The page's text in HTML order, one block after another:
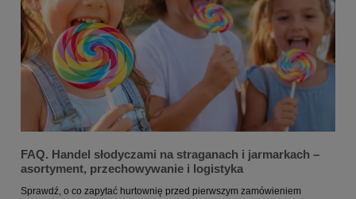
FAQ. Handel słodyczami na straganach i jarmarkach –
asortyment, przechowywanie i logistyka
Sprawdź, o co zapytać hurtownię przed pierwszym zamówieniem